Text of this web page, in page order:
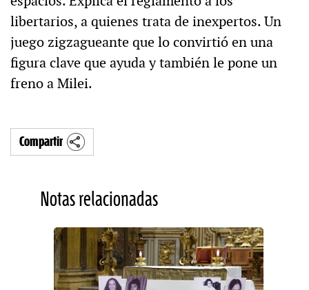
libertarios, a quienes trata de inexpertos. Un
juego zigzagueante que lo convirtió en una
figura clave que ayuda y también le pone un
freno a Milei.
Compartir
Notas relacionadas